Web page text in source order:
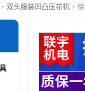
> 双头服装凹凸压花机 >